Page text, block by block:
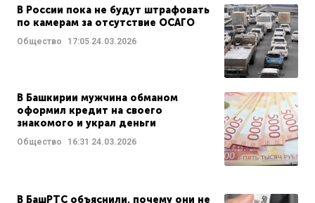
В России пока не будут штрафовать
по камерам за отсутствие ОСАГО
Общество 17:05 24.03.2026
В Башкирии мужчина обманом
оформил кредит на своего
знакомого и украл деньги
Общество 16:31 24.03.2026
В БашРТС объяснили, почему они не